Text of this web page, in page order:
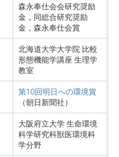
森永奉仕会会研究奨励
金，同総合研究奨励
金，森永奉仕会賞
北海道大学大学院 比較
形態機能学講座 生理学
教室
第10回明日への環境賞
（朝日新聞社）
大阪府立大学 生命環境
科学研究科獣医環境科
学分野